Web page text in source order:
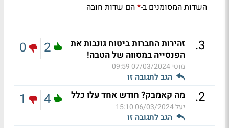
השדות המסומנים ב-*הם שדות חובה
3
.
זהירות החברות ביטוח גונבות את
הפנסייה במסווה של הטבה!
מוטי07/03/2024 09:59
הגב לתגובה זו
2
0
2
. מה קאמבק? חודש אחד עלו כלל
יעל06/03/2024 15:10
הגב לתגובה זו
4
1